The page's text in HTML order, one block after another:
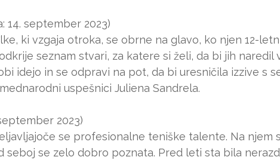
14. september 2023)
ki vzgaja otroka, se obrne na glavo, ko njen 12-
seznam stvari, za katere si želi, da bi jih naredil
idejo in se odpravi na pot, da bi uresničila izzive s
uspešnici Juliena Sandrela.
2023)
se profesionalne teniške talente. Na njem
seboj se zelo dobro poznata. Pred leti sta bila